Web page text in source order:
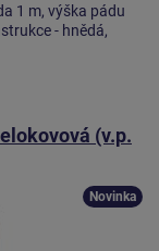
1 m, výška pádu
- hnědá,
(v.p.
Novinka